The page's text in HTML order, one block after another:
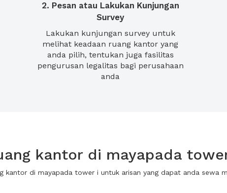
2. Pesan atau Lakukan Kunjungan
Survey
Lakukan kunjungan survey untuk
melihat keadaan ruang kantor yang
anda pilih, tentukan juga fasilitas
pengurusan legalitas bagi perusahaan
anda
kantor di mayapada
kantor di mayapada tower i untuk arisan yang dapat anda sewa